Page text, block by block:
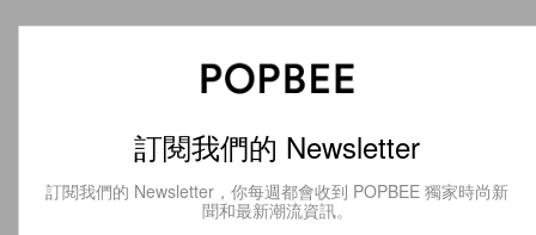
訂閱我們的 Newsletter
訂閱我們的 Newsletter，你每週都會收到 POPBEE 獨家時尚新
聞和最新潮流資訊。